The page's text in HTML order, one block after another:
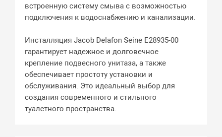
встроенную систему смыва с возможностью
подключения к водоснабжению и канализации.
Инсталляция Jacob Delafon Seine E28935-00
гарантирует надежное и долговечное
крепление подвесного унитаза, а также
обеспечивает простоту установки и
обслуживания. Это идеальный выбор для
создания современного и стильного
туалетного пространства.